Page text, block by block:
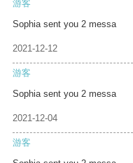
游客
Sophia sent you 2 messa
2021-12-12
游客
Sophia sent you 2 messa
2021-12-04
游客